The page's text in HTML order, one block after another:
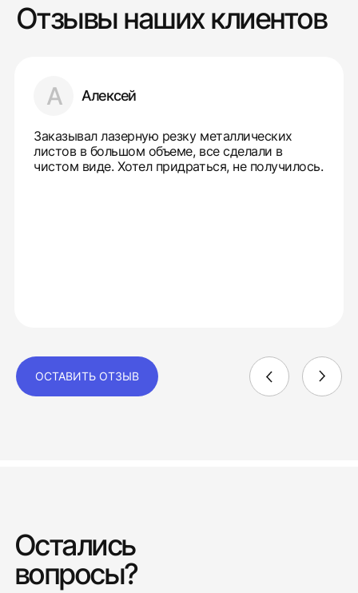
Отзывы наших клиентов
А Алексей
Заказывал лазерную резку металлических
листов в большом объеме, все сделали в
чистом виде. Хотел придраться, не получилось.
ОСТАВИТЬ ОТЗЫВ
Остались
вопросы?